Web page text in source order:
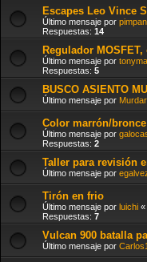
Escapes Leo Vince
Último mensaje por
Respuestas: 14
Regulador
Último mensaje por
Respuestas: 5
BUSCO ASIENTO
Último mensaje por
Color marrón/
Último mensaje por
Respuestas: 2
Taller para revisión
Último mensaje por
Tirón en frio
Último mensaje por luichi «
Respuestas: 7
Vulcan 900 batalla
Último mensaje por